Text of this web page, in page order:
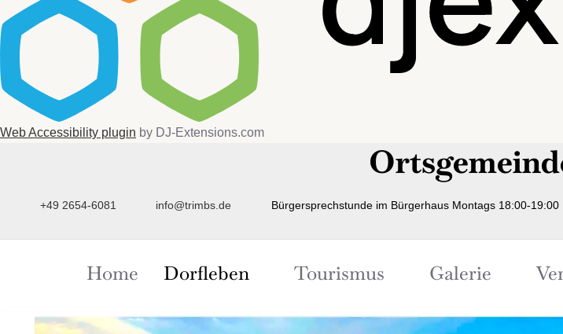
Web Accessibility plugin by DJ-Extensions.com
+49 2654-6081 info@trimbs.de Bürgersprechstunde im Bürgerhaus Montags 18:00-19:00
Home Dorfleben Tourismus Galerie